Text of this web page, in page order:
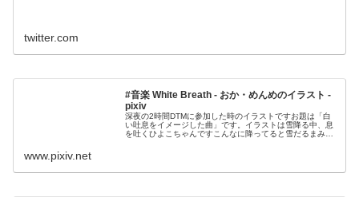
twitter.com
#音楽 White Breath - おか・めんめのイラスト -
pixiv
深夜の2時間DTMに参加した時のイラストですお題は「白
い吐息をイメージした曲」です。イラストは雪降る中、息
を吐くひよこちゃんですこんなに降ってると雪だるまみた
www.pixiv.net